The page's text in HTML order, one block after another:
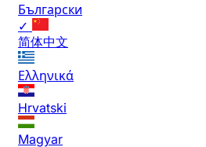
Български
✓
简体中文
Ελληνικά
Hrvatski
Magyar